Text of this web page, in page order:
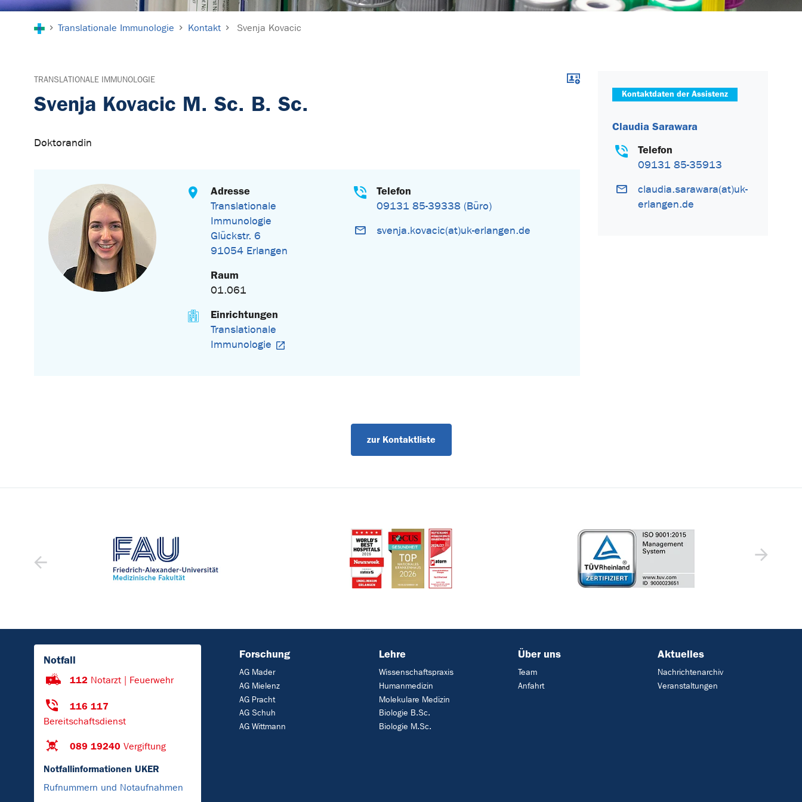
Translationale Immunologie Kontakt Svenja Kovacic
TRANSLATIONALE IMMUNOLOGIE
Svenja Kovacic M. Sc. B. Sc.
Doktorandin
Download im .vcf-Format
Adresse
Translationale
Immunologie
Glückstr. 6
91054 Erlangen
Raum
01.061
Einrichtungen
Translationale
Immunologie
Telefon
09131 85-39338 (Büro)
svenja.kovacic(at)uk-erlangen.de
Kontaktdaten der Assistenz
Claudia Sarawara
Telefon
09131 85-35913
claudia.sarawara(at)uk-
erlangen.de
zur Kontaktliste
Notfall
112 Notarzt | Feuerwehr
116 117
Bereitschaftsdienst
089 19240 Vergiftung
Notfallinformationen UKER
Rufnummern und Notaufnahmen
Forschung
AG Mader
AG Mielenz
AG Pracht
AG Schuh
AG Wittmann
Lehre
Wissenschaftspraxis
Humanmedizin
Molekulare Medizin
Biologie B.Sc.
Biologie M.Sc.
Über uns
Team
Anfahrt
Aktuelles
Nachrichtenarchiv
Veranstaltungen